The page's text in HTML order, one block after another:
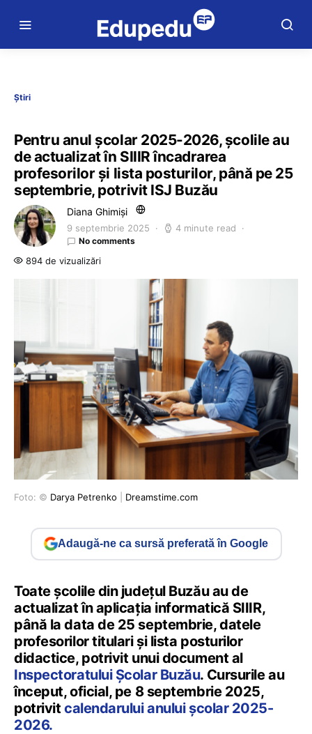
Știri
Pentru anul școlar 2025-2026, școlile au
de actualizat în SIIIR încadrarea
profesorilor și lista posturilor, până pe 25
septembrie, potrivit ISJ Buzău
Diana Ghimiși
9 septembrie 2025 4 minute read
No comments
894 de vizualizări
Foto: © Darya Petrenko Dreamstime.com
Adaugă-ne ca sursă preferată în Google
Toate școlile din județul Buzău au de
actualizat în aplicația informatică SIIIR,
până la data de 25 septembrie, datele
profesorilor titulari și lista posturilor
didactice, potrivit unui document al
Inspectoratului Școlar Buzău. Cursurile au
început, oficial, pe 8 septembrie 2025,
potrivit calendarului anului școlar 2025-
2026.